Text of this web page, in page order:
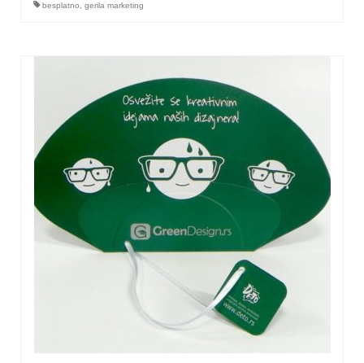
besplatno, gerila marketing